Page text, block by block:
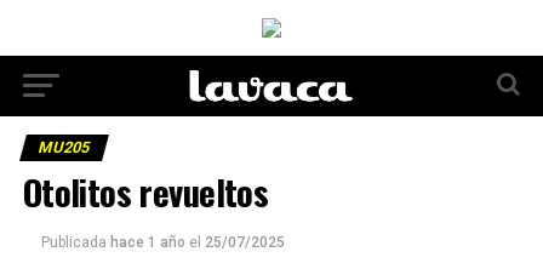
MU205
Otolitos revueltos
Publicada hace 1 año el 25/07/2025